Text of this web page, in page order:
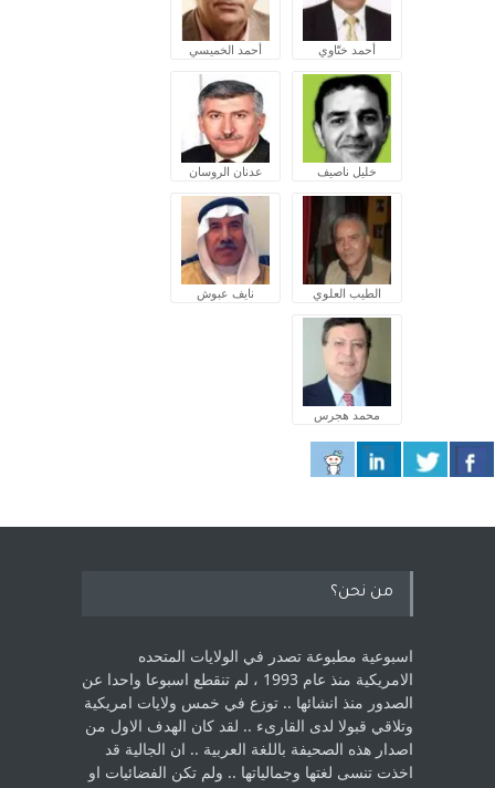
أحمد ختّاوي أحمد الخميسي
خليل ناصيف عدنان الروسان
الطيب العلوي نايف عبوش
محمد هجرس
من نحن؟
اسبوعية مطبوعة تصدر في الولايات المتحده
الامريكية منذ عام 1993 ، لم ‏تنقطع اسبوعا واحدا عن
الصدور منذ انشائها .. توزع في خمس ولايات امريكية
‏وتلاقي قبولا لدى القارىء ..‏ لقد كان الهدف الاول من
اصدار هذه الصحيفة باللغة العربية .. ان الجالية قد
اخذت ‏تنسى لغتها وجمالياتها .. ولم تكن الفضائيات او